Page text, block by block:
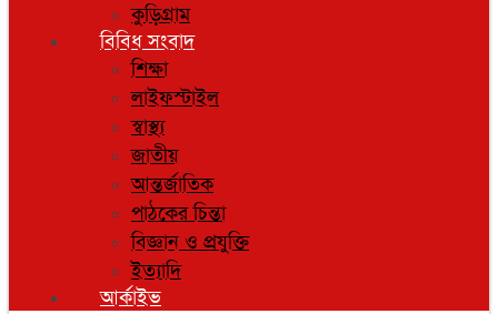
কুড়িগ্রাম
বিবিধ সংবাদ
শিক্ষা
লাইফস্টাইল
স্বাস্থ্য
জাতীয়
আন্তর্জাতিক
পাঠকের চিন্তা
বিজ্ঞান ও প্রযুক্তি
ইত্যাদি
আর্কাইভ